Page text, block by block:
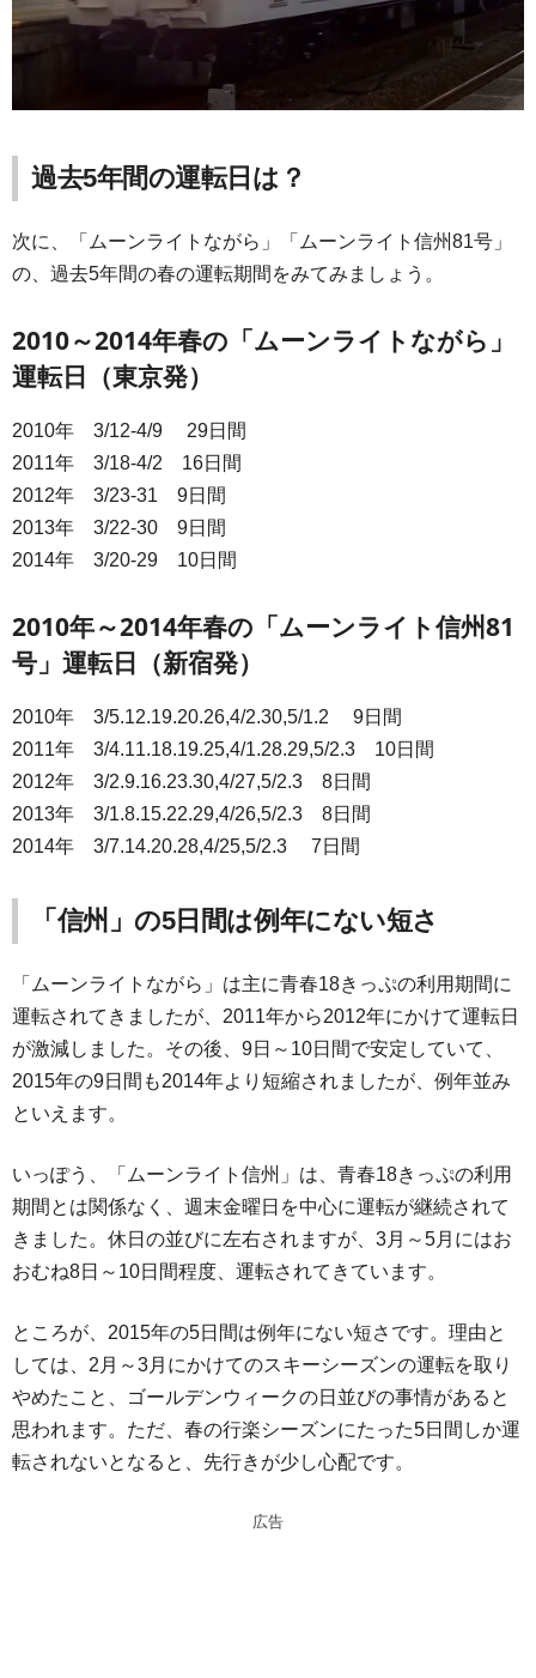
過去5年間の運転日は？
次に、「ムーンライトながら」「ムーンライト信州81号」
の、過去5年間の春の運転期間をみてみましょう。
2010～2014年春の「ムーンライトながら」
運転日（東京発）
2010年 3/12-4/9 29日間
2011年 3/18-4/2 16日間
2012年 3/23-31 9日間
2013年 3/22-30 9日間
2014年 3/20-29 10日間
2010年～2014年春の「ムーンライト信州81
号」運転日（新宿発）
2010年 3/5.12.19.20.26,4/2.30,5/1.2 9日間
2011年 3/4.11.18.19.25,4/1.28.29,5/2.3 10日間
2012年 3/2.9.16.23.30,4/27,5/2.3 8日間
2013年 3/1.8.15.22.29,4/26,5/2.3 8日間
2014年 3/7.14.20.28,4/25,5/2.3 7日間
「信州」の5日間は例年にない短さ
「ムーンライトながら」は主に青春18きっぷの利用期間に
運転されてきましたが、2011年から2012年にかけて運転日
が激減しました。その後、9日～10日間で安定していて、
2015年の9日間も2014年より短縮されましたが、例年並み
といえます。
いっぽう、「ムーンライト信州」は、青春18きっぷの利用
期間とは関係なく、週末金曜日を中心に運転が継続されて
きました。休日の並びに左右されますが、3月～5月にはお
おむね8日～10日間程度、運転されてきています。
ところが、2015年の5日間は例年にない短さです。理由と
しては、2月～3月にかけてのスキーシーズンの運転を取り
やめたこと、ゴールデンウィークの日並びの事情があると
思われます。ただ、春の行楽シーズンにたった5日間しか運
転されないとなると、先行きが少し心配です。
広告